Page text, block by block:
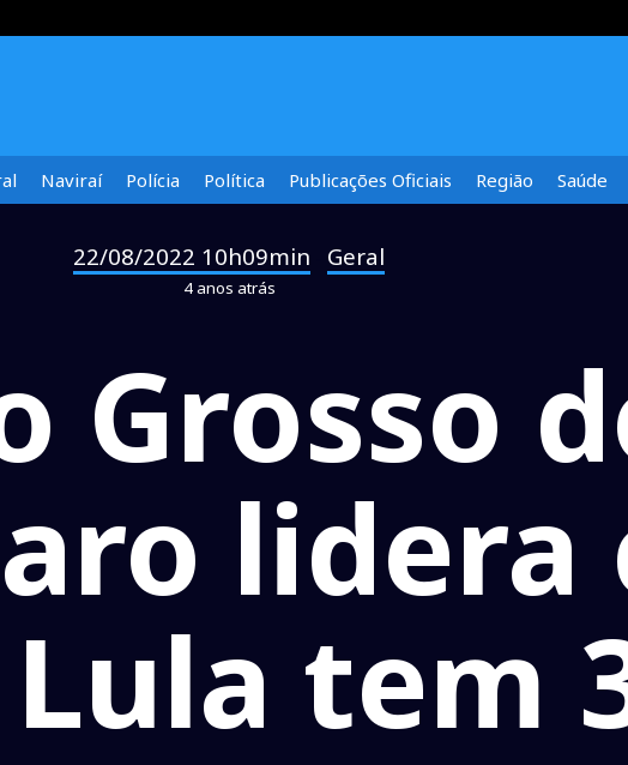
Naviraí Polícia Política Publicações Oficiais Região Saúde
22/08/2022 10h09min Geral
4 anos atrás
Grosso
lidera
tem